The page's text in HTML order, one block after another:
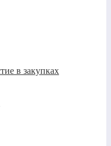
в закупках